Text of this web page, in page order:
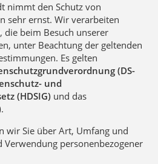
nimmt den Schutz von
sehr ernst. Wir verarbeiten
die beim Besuch unserer
unter Beachtung der geltenden
Es gelten
(DS-
und
(HDSIG) und das
.
wir Sie über Art, Umfang und
Verwendung personenbezogener